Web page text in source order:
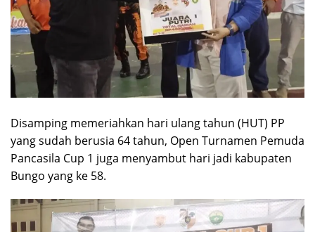
Disamping memeriahkan hari ulang tahun (HUT) PP
yang sudah berusia 64 tahun, Open Turnamen Pemuda
Pancasila Cup 1 juga menyambut hari jadi kabupaten
Bungo yang ke 58.